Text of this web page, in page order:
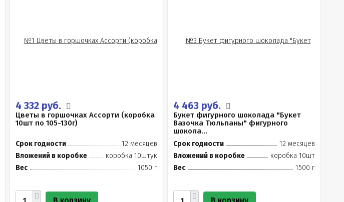
4 332 руб.
Цветы в горшочках Ассорти (коробка
10шт по 105-130г)
Срок годности
12 месяцев
Вложений в коробке
коробка 10штук
Вес
1050 г
4 463 руб.
Букет фигурного шоколада "Букет
Вазочка Тюльпаны" фигурного
шокола...
Срок годности
12 месяцев
Вложений в коробке
коробка 10шт
Вес
1500 г